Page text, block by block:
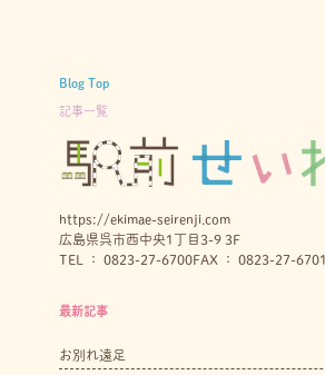
Blog Top
記事一覧
https://ekimae-seirenji.com
広島県呉市西中央1丁目3-9 3F
TEL ： 0823-27-6700FAX ： 0823-27-6701
最新記事
お別れ遠足